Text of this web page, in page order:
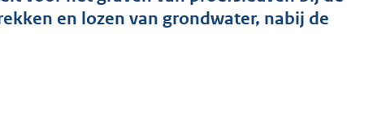
s
en lozen van grondwater, nabij de